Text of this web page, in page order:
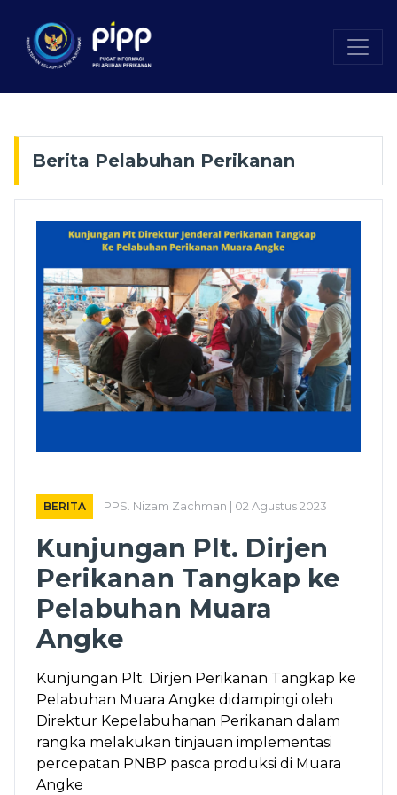
Berita Pelabuhan Perikanan
BERITA PPS. Nizam Zachman | 02 Agustus 2023
Kunjungan Plt. Dirjen
Perikanan Tangkap ke
Pelabuhan Muara
Angke
Kunjungan Plt. Dirjen Perikanan Tangkap ke
Pelabuhan Muara Angke didampingi oleh
Direktur Kepelabuhanan Perikanan dalam
rangka melakukan tinjauan implementasi
percepatan PNBP pasca produksi di Muara
Angke